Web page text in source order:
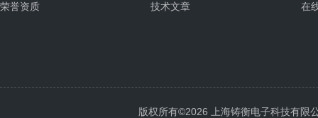
荣誉资质
技术文章
在
版权所有©2026 上海铸衡电子科技有